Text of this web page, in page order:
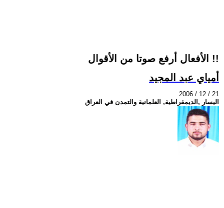
الأفعال أرفع صوتا من الأقوال !!
أمياي عبد المجيد
2006 / 12 / 21
اليسار ,الديمقراطية, العلمانية والتمدن في العراق